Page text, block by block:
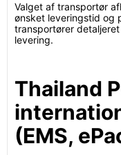
Valget af transportør
ønsket leveringstid og
transportører
levering.
Thailand
(EMS,